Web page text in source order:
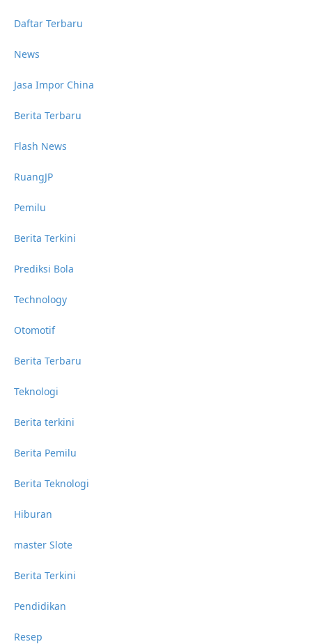
Daftar Terbaru
News
Jasa Impor China
Berita Terbaru
Flash News
RuangJP
Pemilu
Berita Terkini
Prediksi Bola
Technology
Otomotif
Berita Terbaru
Teknologi
Berita terkini
Berita Pemilu
Berita Teknologi
Hiburan
master Slote
Berita Terkini
Pendidikan
Resep